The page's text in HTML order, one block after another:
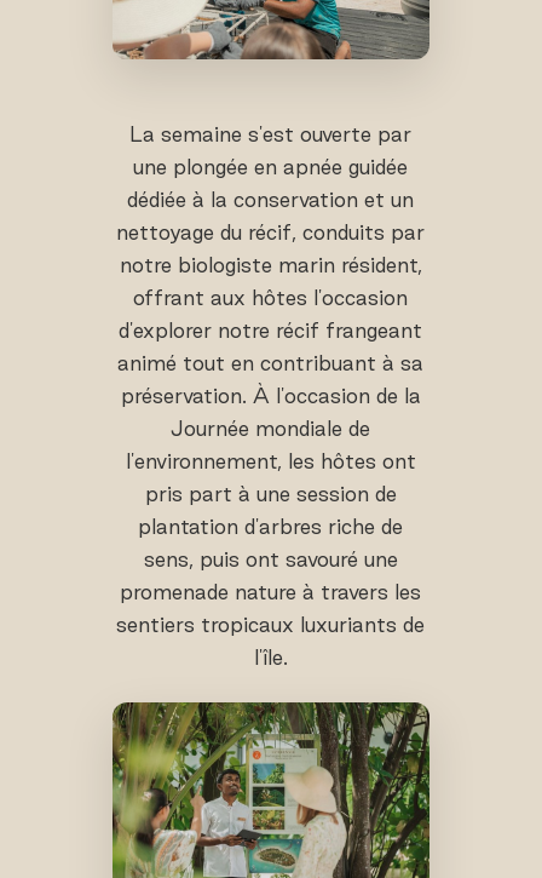
La semaine s'est ouverte par
une plongée en apnée guidée
dédiée à la conservation et un
nettoyage du récif, conduits par
notre biologiste marin résident,
offrant aux hôtes l'occasion
d'explorer notre récif frangeant
animé tout en contribuant à sa
préservation. À l'occasion de la
Journée mondiale de
l'environnement, les hôtes ont
pris part à une session de
plantation d'arbres riche de
sens, puis ont savouré une
promenade nature à travers les
sentiers tropicaux luxuriants de
l'île.